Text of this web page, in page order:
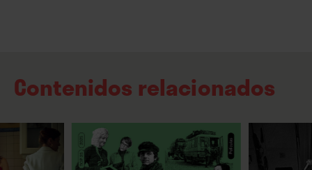
Contenidos relacionados